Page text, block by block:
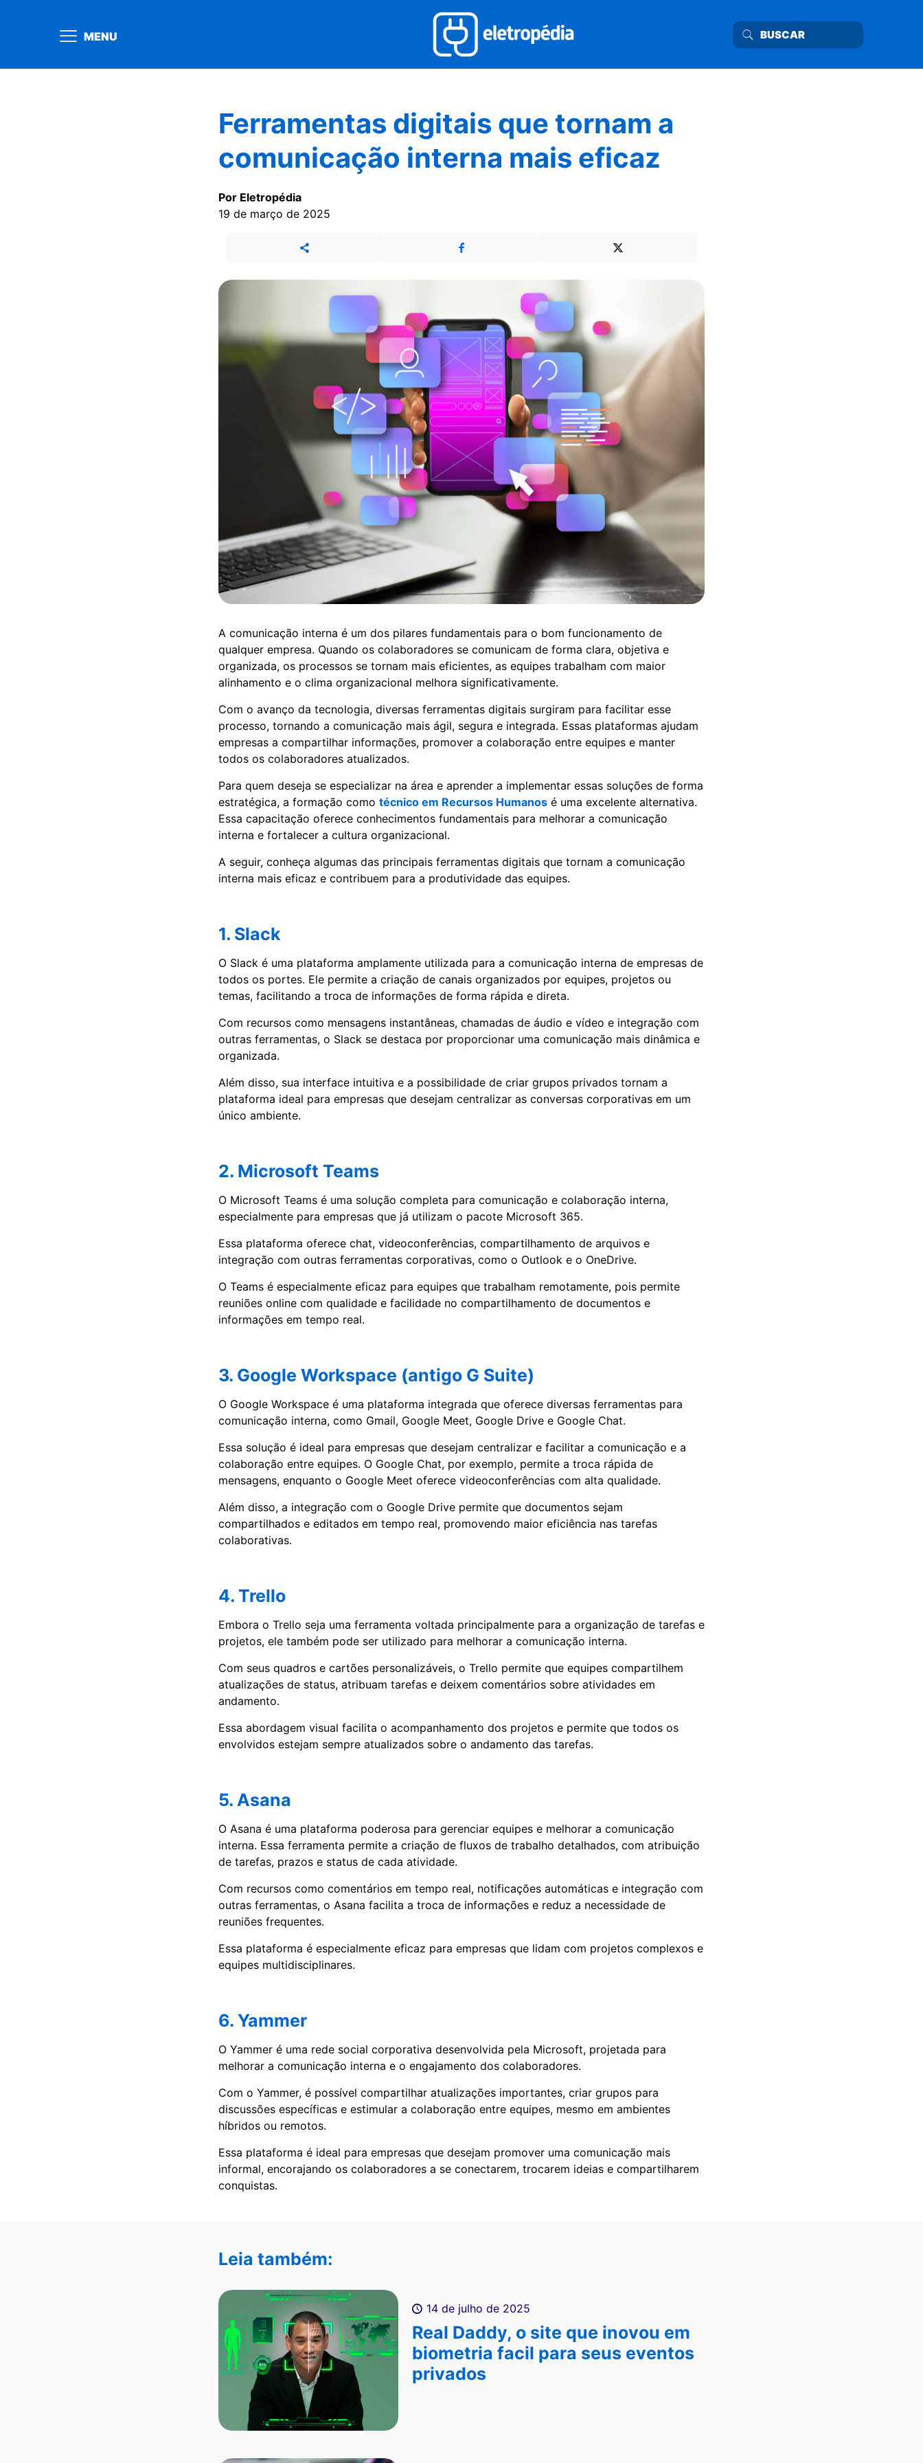
MENU
Ferramentas digitais que tornam a
comunicação interna mais eficaz
Por Eletropédia
19 de março de 2025
A comunicação interna é um dos pilares fundamentais para o bom funcionamento de
qualquer empresa. Quando os colaboradores se comunicam de forma clara, objetiva e
organizada, os processos se tornam mais eficientes, as equipes trabalham com maior
alinhamento e o clima organizacional melhora significativamente.
Com o avanço da tecnologia, diversas ferramentas digitais surgiram para facilitar esse
processo, tornando a comunicação mais ágil, segura e integrada. Essas plataformas ajudam
empresas a compartilhar informações, promover a colaboração entre equipes e manter
todos os colaboradores atualizados.
Para quem deseja se especializar na área e aprender a implementar essas soluções de forma
estratégica, a formação como técnico em Recursos Humanos é uma excelente alternativa.
Essa capacitação oferece conhecimentos fundamentais para melhorar a comunicação
interna e fortalecer a cultura organizacional.
A seguir, conheça algumas das principais ferramentas digitais que tornam a comunicação
interna mais eficaz e contribuem para a produtividade das equipes.
1. Slack
O Slack é uma plataforma amplamente utilizada para a comunicação interna de empresas de
todos os portes. Ele permite a criação de canais organizados por equipes, projetos ou
temas, facilitando a troca de informações de forma rápida e direta.
Com recursos como mensagens instantâneas, chamadas de áudio e vídeo e integração com
outras ferramentas, o Slack se destaca por proporcionar uma comunicação mais dinâmica e
organizada.
Além disso, sua interface intuitiva e a possibilidade de criar grupos privados tornam a
plataforma ideal para empresas que desejam centralizar as conversas corporativas em um
único ambiente.
2. Microsoft Teams
O Microsoft Teams é uma solução completa para comunicação e colaboração interna,
especialmente para empresas que já utilizam o pacote Microsoft 365.
Essa plataforma oferece chat, videoconferências, compartilhamento de arquivos e
integração com outras ferramentas corporativas, como o Outlook e o OneDrive.
O Teams é especialmente eficaz para equipes que trabalham remotamente, pois permite
reuniões online com qualidade e facilidade no compartilhamento de documentos e
informações em tempo real.
3. Google Workspace (antigo G Suite)
O Google Workspace é uma plataforma integrada que oferece diversas ferramentas para
comunicação interna, como Gmail, Google Meet, Google Drive e Google Chat.
Essa solução é ideal para empresas que desejam centralizar e facilitar a comunicação e a
colaboração entre equipes. O Google Chat, por exemplo, permite a troca rápida de
mensagens, enquanto o Google Meet oferece videoconferências com alta qualidade.
Além disso, a integração com o Google Drive permite que documentos sejam
compartilhados e editados em tempo real, promovendo maior eficiência nas tarefas
colaborativas.
4. Trello
Embora o Trello seja uma ferramenta voltada principalmente para a organização de tarefas e
projetos, ele também pode ser utilizado para melhorar a comunicação interna.
Com seus quadros e cartões personalizáveis, o Trello permite que equipes compartilhem
atualizações de status, atribuam tarefas e deixem comentários sobre atividades em
andamento.
Essa abordagem visual facilita o acompanhamento dos projetos e permite que todos os
envolvidos estejam sempre atualizados sobre o andamento das tarefas.
5. Asana
O Asana é uma plataforma poderosa para gerenciar equipes e melhorar a comunicação
interna. Essa ferramenta permite a criação de fluxos de trabalho detalhados, com atribuição
de tarefas, prazos e status de cada atividade.
Com recursos como comentários em tempo real, notificações automáticas e integração com
outras ferramentas, o Asana facilita a troca de informações e reduz a necessidade de
reuniões frequentes.
Essa plataforma é especialmente eficaz para empresas que lidam com projetos complexos e
equipes multidisciplinares.
6. Yammer
O Yammer é uma rede social corporativa desenvolvida pela Microsoft, projetada para
melhorar a comunicação interna e o engajamento dos colaboradores.
Com o Yammer, é possível compartilhar atualizações importantes, criar grupos para
discussões específicas e estimular a colaboração entre equipes, mesmo em ambientes
híbridos ou remotos.
Essa plataforma é ideal para empresas que desejam promover uma comunicação mais
informal, encorajando os colaboradores a se conectarem, trocarem ideias e compartilharem
conquistas.
Leia também:
14 de julho de 2025
Real Daddy, o site que inovou em
biometria facil para seus eventos
privados